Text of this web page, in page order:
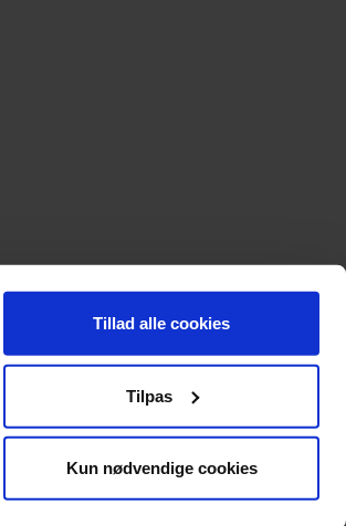
Tillad alle cookies
Tilpas
Kun nødvendige cookies